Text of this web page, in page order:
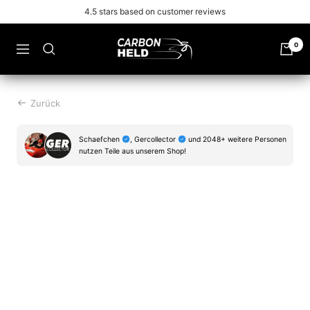
Inhalt
Free shipping from 99€
Navigation
Carbonheld 0
Zurück
Schaefchen , Gercollector
und 2048+ weitere Personen
nutzen Teile aus unserem Shop!